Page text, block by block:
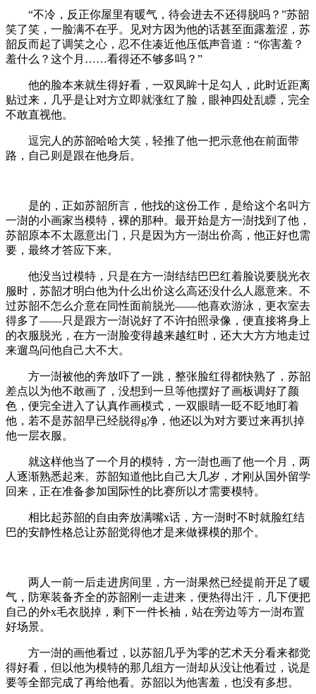
“不冷，反正你屋里有暖气，待会进去不还得脱吗？”苏韶
笑了笑，一脸满不在乎。见对方因为他的话甚至面露羞涩，苏
韶反而起了调笑之心，忍不住凑近他压低声音道：“你害羞？
羞什么？这个月……看得还不够多吗？”
他的脸本来就生得好看，一双凤眸十足勾人，此时近距离
贴过来，几乎是让对方立即就涨红了脸，眼神四处乱瞟，完全
不敢直视他。
逗完人的苏韶哈哈大笑，轻推了他一把示意他在前面带
路，自己则是跟在他身后。
是的，正如苏韶所言，他找的这份工作，是给这个名叫方
一澍的小画家当模特，裸的那种。最开始是方一澍找到了他，
苏韶原本不太愿意出门，只是因为方一澍出价高，他正好也需
要，最终才答应下来。
他没当过模特，只是在方一澍结结巴巴红着脸说要脱光衣
服时，苏韶才明白他为什么出价这么高还没什么人愿意来。不
过苏韶不怎么介意在同性面前脱光——他喜欢游泳，更衣室去
得多了——只是跟方一澍说好了不许拍照录像，便直接将身上
的衣服脱光，在方一澍脸变得越来越红时，还大大方方地走过
来遛鸟问他自己大不大。
方一澍被他的奔放吓了一跳，整张脸红得都快熟了，苏韶
差点以为他不敢画了，没想到一旦等他摆好了画板调好了颜
色，便完全进入了认真作画模式，一双眼睛一眨不眨地盯着
他，若不是苏韶早已经脱得g净，他还以为对方要过来再扒掉
他一层衣服。
就这样他当了一个月的模特，方一澍也画了他一个月，两
人逐渐熟悉起来。苏韶知道他比自己大几岁，才刚从国外留学
回来，正在准备参加国际性的比赛所以才需要模特。
相比起苏韶的自由奔放满嘴x话，方一澍时不时就脸红结
巴的安静性格总让苏韶觉得他才是来做裸模的那个。
两人一前一后走进房间里，方一澍果然已经提前开足了暖
气，防寒装备齐全的苏韶刚一走进来，便热得出汗，几下便把
自己的外x毛衣脱掉，剩下一件长袖，站在旁边等方一澍布置
好场景。
方一澍的画他看过，以苏韶几乎为零的艺术天分看来都觉
得好看，但以他为模特的那几组方一澍却从没让他看过，说是
要等全部完成了再给他看。苏韶以为他害羞，也没有多想。